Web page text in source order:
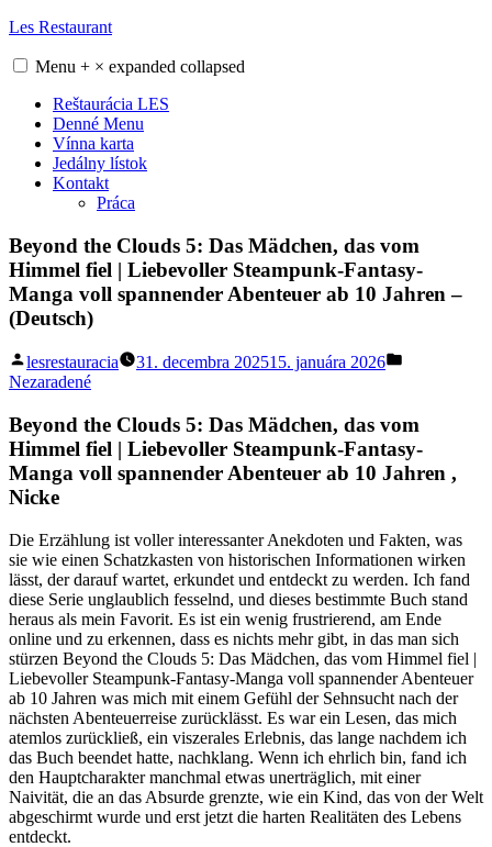
Skip
content
Les Restaurant
Menu + × expanded collapsed
Reštaurácia LES
Denné Menu
Vínna karta
Jedálny lístok
Kontakt
Práca
Beyond the Clouds 5: Das Mädchen, das vom
Himmel fiel | Liebevoller Steampunk-Fantasy-
Manga voll spannender Abenteuer ab 10 Jahren –
(Deutsch)
Posted
by
lesrestauracia 31. decembra 202515. januára 2026
Nezaradené
Beyond the Clouds 5: Das Mädchen, das vom
Himmel fiel | Liebevoller Steampunk-Fantasy-
Manga voll spannender Abenteuer ab 10 Jahren ,
Nicke
Die Erzählung ist voller interessanter Anekdoten und Fakten, was
sie wie einen Schatzkasten von historischen Informationen wirken
lässt, der darauf wartet, erkundet und entdeckt zu werden. Ich fand
diese Serie unglaublich fesselnd, und dieses bestimmte Buch stand
heraus als mein Favorit. Es ist ein wenig frustrierend, am Ende
online und zu erkennen, dass es nichts mehr gibt, in das man sich
stürzen Beyond the Clouds 5: Das Mädchen, das vom Himmel fiel |
Liebevoller Steampunk-Fantasy-Manga voll spannender Abenteuer
ab 10 Jahren was mich mit einem Gefühl der Sehnsucht nach der
nächsten Abenteuerreise zurücklässt. Es war ein Lesen, das mich
atemlos zurückließ, ein viszerales Erlebnis, das lange nachdem ich
das Buch beendet hatte, nachklang. Wenn ich ehrlich bin, fand ich
den Hauptcharakter manchmal etwas unerträglich, mit einer
Naivität, die an das Absurde grenzte, wie ein Kind, das von der Welt
abgeschirmt wurde und erst jetzt die harten Realitäten des Lebens
entdeckt.